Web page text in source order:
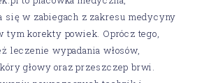
się w zabiegach z zakresu medycyny
tym korekty powiek. Oprócz tego,
leczenie wypadania włosów,
głowy oraz przeszczep brwi.